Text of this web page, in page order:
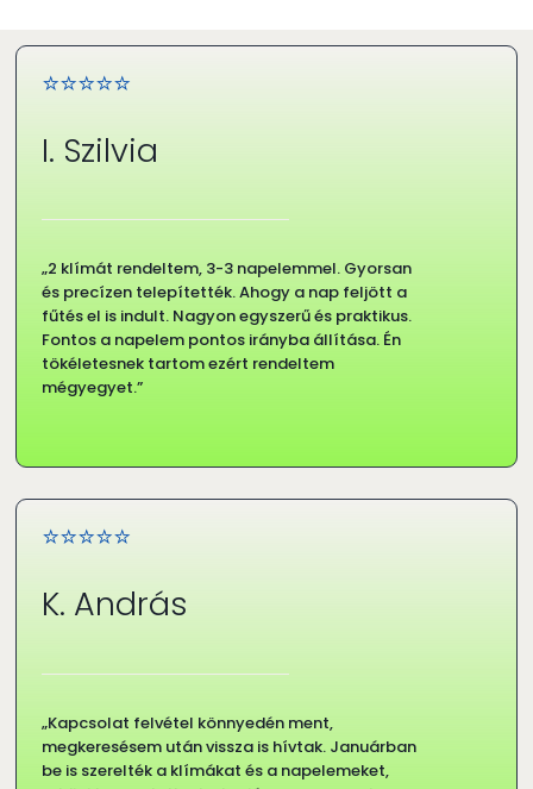
⭐⭐⭐⭐⭐
I. Szilvia
„2 klímát rendeltem, 3-3 napelemmel. Gyorsan
és precízen telepítették. Ahogy a nap feljött a
fűtés el is indult. Nagyon egyszerű és praktikus.
Fontos a napelem pontos irányba állítása. Én
tökéletesnek tartom ezért rendeltem
mégyegyet.”
⭐⭐⭐⭐⭐
K. András
„Kapcsolat felvétel könnyedén ment,
megkeresésem után vissza is hívtak. Januárban
be is szerelték a klímákat és a napelemeket,